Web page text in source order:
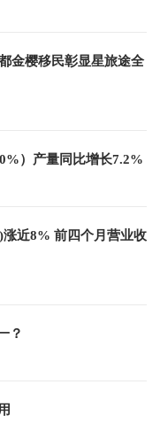
金樱移民彰显星旅途全
）产量同比增长7.2%
近8% 前四个月营业收
？